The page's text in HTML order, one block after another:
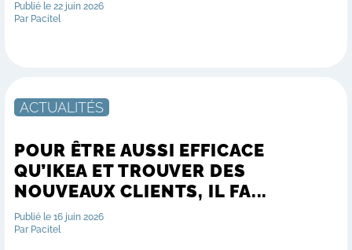
Publié le 22 juin 2026
Par Pacitel
ACTUALITÉS
POUR ÊTRE AUSSI EFFICACE
QU’IKEA ET TROUVER DES
NOUVEAUX CLIENTS, IL FA...
Publié le 16 juin 2026
Par Pacitel